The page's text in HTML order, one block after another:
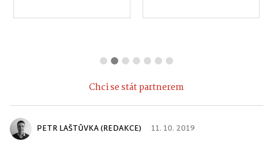
Chci se stát partnerem
PETR LAŠTŮVKA (REDAKCE) 11. 10. 2019